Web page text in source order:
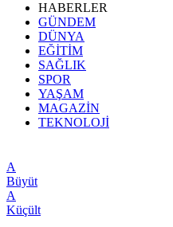
HABERLER
GÜNDEM
DÜNYA
EĞİTİM
SAĞLIK
SPOR
YAŞAM
MAGAZİN
TEKNOLOJİ
A
Büyüt
A
Küçült